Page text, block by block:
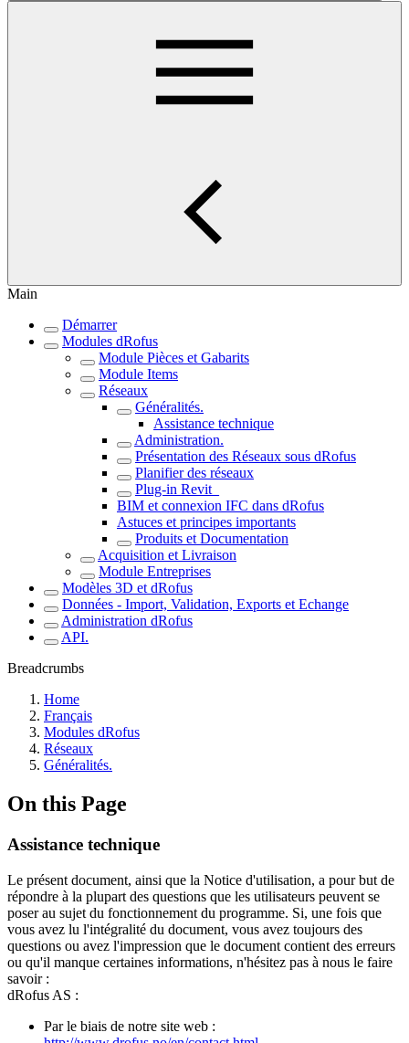
Main
Démarrer
Modules dRofus
Module Pièces et Gabarits
Module Items
Réseaux
Généralités.
Assistance technique
Administration.
Présentation des Réseaux sous dRofus
Planifier des réseaux
Plug-in Revit_
BIM et connexion IFC dans dRofus
Astuces et principes importants
Produits et Documentation
Acquisition et Livraison
Module Entreprises
Modèles 3D et dRofus
Données - Import, Validation, Exports et Echange
Administration dRofus
API.
Breadcrumbs
Home
Français
Modules dRofus
Réseaux
Généralités.
On this Page
Assistance technique
Le présent document, ainsi que la Notice d'utilisation, a pour but de
répondre à la plupart des questions que les utilisateurs peuvent se
poser au sujet du fonctionnement du programme. Si, une fois que
vous avez lu l'intégralité du document, vous avez toujours des
questions ou avez l'impression que le document contient des erreurs
ou qu'il manque certaines informations, n'hésitez pas à nous le faire
savoir :
dRofus AS :
Par le biais de notre site web :